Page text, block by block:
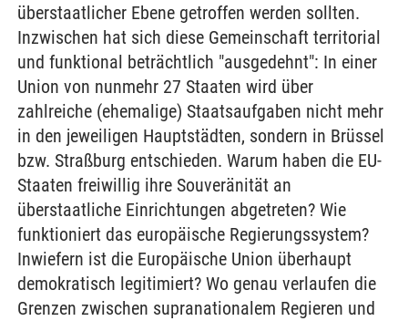
überstaatlicher Ebene getroffen werden sollten.
Inzwischen hat sich diese Gemeinschaft territorial
und funktional beträchtlich "ausgedehnt": In einer
Union von nunmehr 27 Staaten wird über
zahlreiche (ehemalige) Staatsaufgaben nicht mehr
in den jeweiligen Hauptstädten, sondern in Brüssel
bzw. Straßburg entschieden. Warum haben die EU-
Staaten freiwillig ihre Souveränität an
überstaatliche Einrichtungen abgetreten? Wie
funktioniert das europäische Regierungssystem?
Inwiefern ist die Europäische Union überhaupt
demokratisch legitimiert? Wo genau verlaufen die
Grenzen zwischen supranationalem Regieren und